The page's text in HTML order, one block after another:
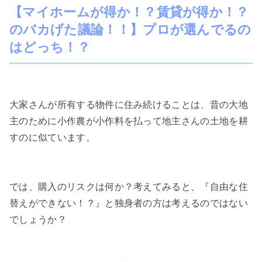
【マイホームが得か！？賃貸が得か！？
のバカげた議論！！】プロが選んでるの
はどっち！？
大家さんが所有する物件に住み続けることは、昔の大地
主のために小作農が小作料を払って地主さんの土地を耕
すのに似ています。
では、購入のリスクは何か？考えてみると、『自由な住
替えができない！？』と独身者の方は考えるのではない
でしょうか？